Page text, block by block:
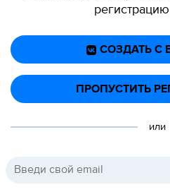
СОЗДАТЬ С
ПРОПУСТИТЬ
или